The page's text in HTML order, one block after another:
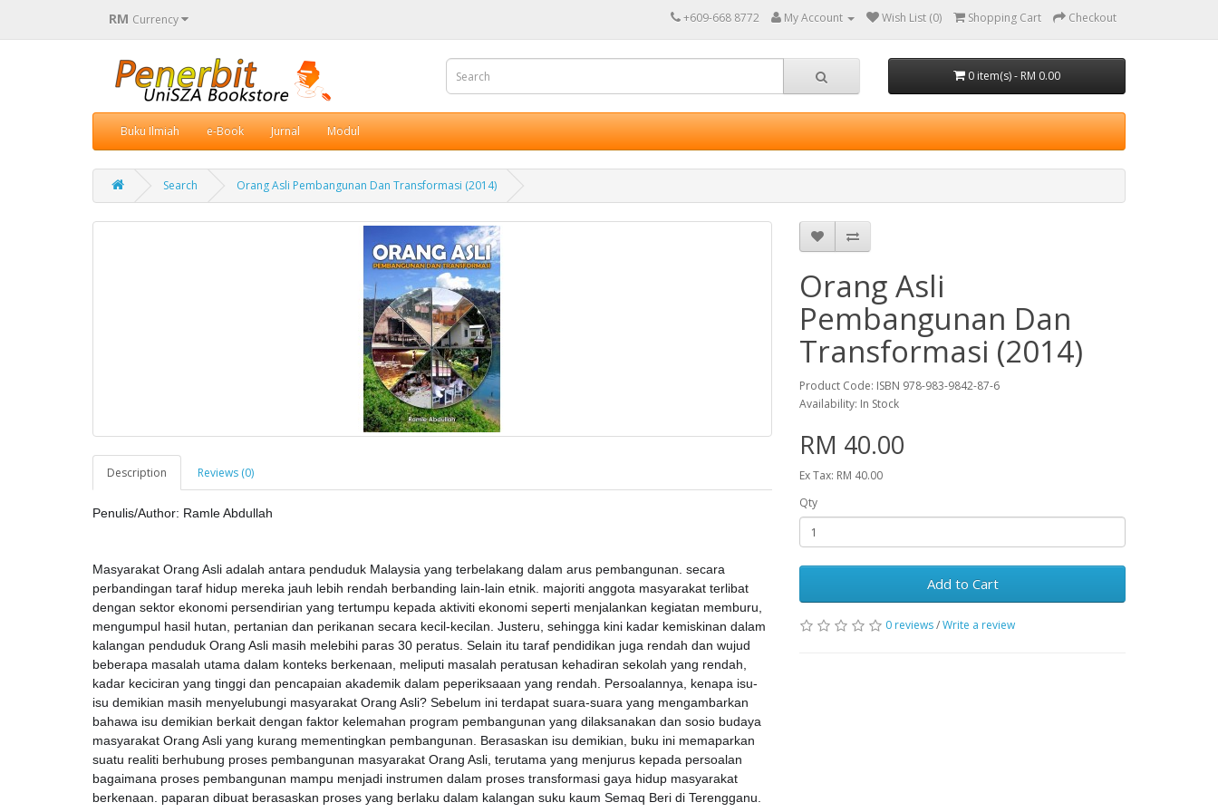
RM Currency +609-668 8772 My Account Wish List (0) Shopping Cart Checkout
0 item(s) - RM 0.00
Buku Ilmiah e-Book Jurnal Modul
Search Orang Asli Pembangunan Dan Transformasi (2014)
Description Reviews (0)
Penulis/Author: Ramle Abdullah
Masyarakat Orang Asli adalah antara penduduk Malaysia yang terbelakang dalam arus pembangunan. secara
perbandingan taraf hidup mereka jauh lebih rendah berbanding lain-lain etnik. majoriti anggota masyarakat terlibat
dengan sektor ekonomi persendirian yang tertumpu kepada aktiviti ekonomi seperti menjalankan kegiatan memburu,
mengumpul hasil hutan, pertanian dan perikanan secara kecil-kecilan. Justeru, sehingga kini kadar kemiskinan dalam
kalangan penduduk Orang Asli masih melebihi paras 30 peratus. Selain itu taraf pendidikan juga rendah dan wujud
beberapa masalah utama dalam konteks berkenaan, meliputi masalah peratusan kehadiran sekolah yang rendah,
kadar keciciran yang tinggi dan pencapaian akademik dalam peperiksaaan yang rendah. Persoalannya, kenapa isu-
isu demikian masih menyelubungi masyarakat Orang Asli? Sebelum ini terdapat suara-suara yang mengambarkan
bahawa isu demikian berkait dengan faktor kelemahan program pembangunan yang dilaksanakan dan sosio budaya
masyarakat Orang Asli yang kurang mementingkan pembangunan. Berasaskan isu demikian, buku ini memaparkan
suatu realiti berhubung proses pembangunan masyarakat Orang Asli, terutama yang menjurus kepada persoalan
bagaimana proses pembangunan mampu menjadi instrumen dalam proses transformasi gaya hidup masyarakat
berkenaan. paparan dibuat berasaskan proses yang berlaku dalam kalangan suku kaum Semaq Beri di Terengganu.
Orang Asli
Pembangunan Dan
Transformasi (2014)
Product Code: ISBN 978-983-9842-87-6
Availability: In Stock
RM 40.00
Ex Tax: RM 40.00
Qty
Add to Cart
0 reviews/Write a review